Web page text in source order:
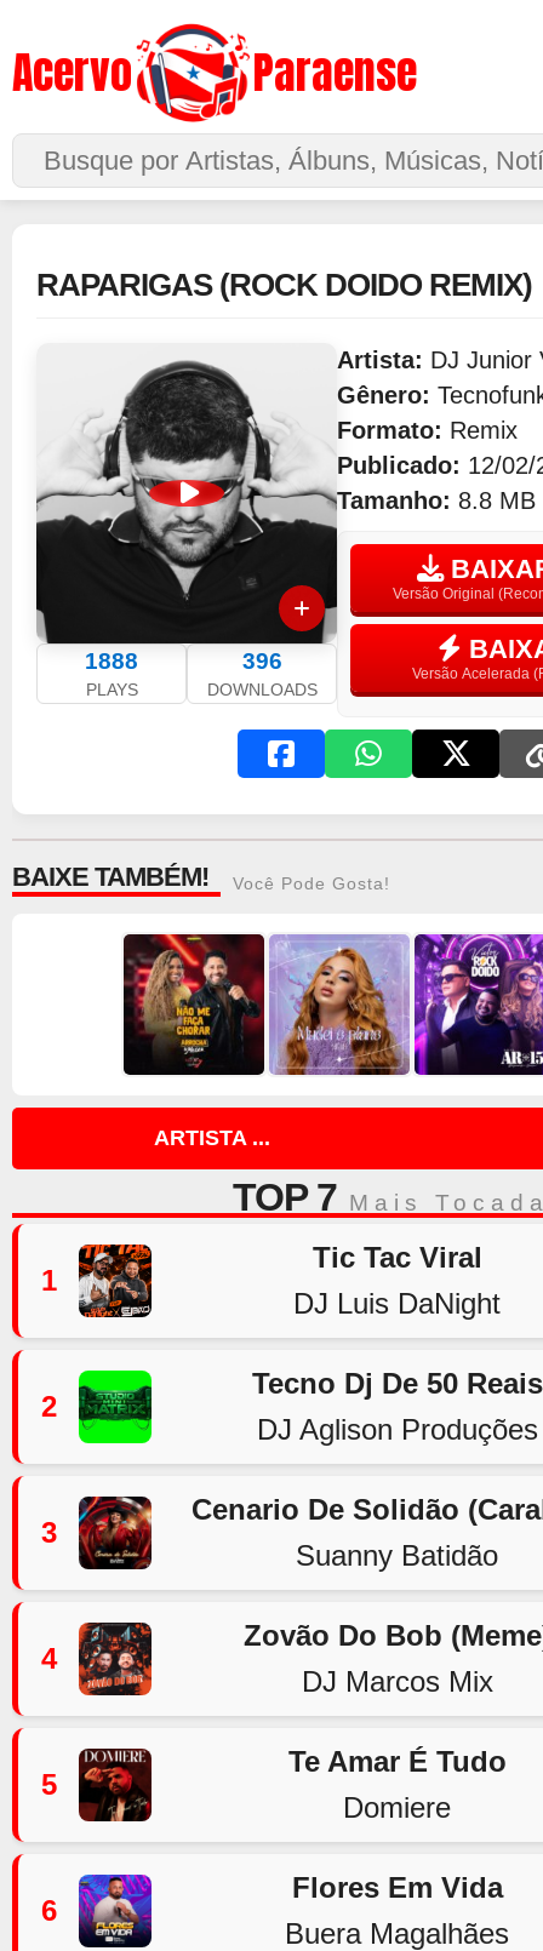
Acervo Paraense
Buscar no Site
RAPARIGAS (ROCK DOIDO REMIX)
1888
PLAYS
396
DOWNLOADS
Artista: DJ Junior
Gênero:
Formato: Remix
Publicado: 12/02/
Tamanho: 8.8 MB
Versão Original
Versão Acelerada
BAIXE TAMBÉM! Você Pode Gosta!
ARTISTA ...
TOP 7 Mais
1
Tic Tac Viral
DJ Luis DaNight
2
Tecno Dj De 50 Reais
DJ Aglison Produções
3
Cenario De Solidão
Suanny Batidão
4
Zovão Do Bob
DJ Marcos Mix
5
Te Amar É Tudo
Domiere
6
Flores Em Vida
Buera Magalhães